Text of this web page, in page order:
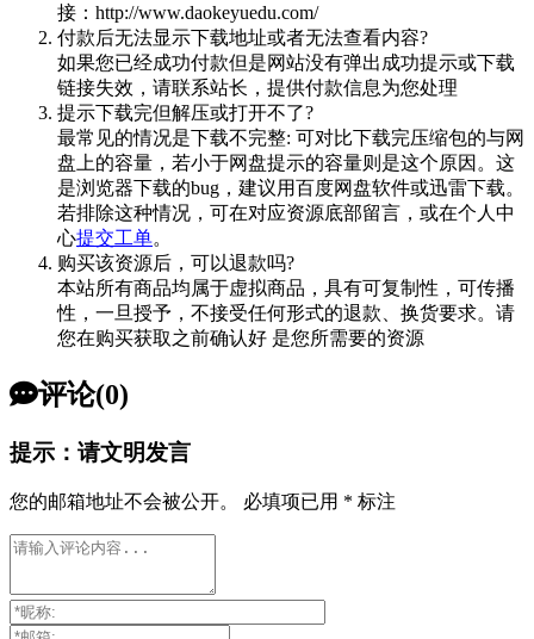
接：http://www.daokeyuedu.com/
付款后无法显示下载地址或者无法查看内容?
如果您已经成功付款但是网站没有弹出成功提示或下载
链接失效，请联系站长，提供付款信息为您处理
提示下载完但解压或打开不了?
最常见的情况是下载不完整: 可对比下载完压缩包的与网
盘上的容量，若小于网盘提示的容量则是这个原因。这
是浏览器下载的bug，建议用百度网盘软件或迅雷下载。
若排除这种情况，可在对应资源底部留言，或在个人中
心提交工单。
购买该资源后，可以退款吗?
本站所有商品均属于虚拟商品，具有可复制性，可传播
性，一旦授予，不接受任何形式的退款、换货要求。请
您在购买获取之前确认好 是您所需要的资源
评论(0)
提示：请文明发言
您的邮箱地址不会被公开。 必填项已用 * 标注